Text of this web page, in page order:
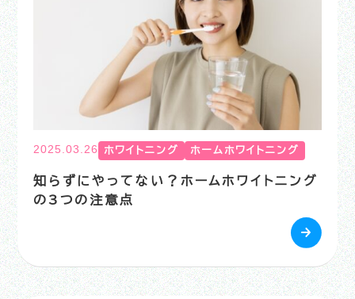
2025.03.26 ホワイトニング ホームホワイトニング
知らずにやってない？ホームホワイトニング
の3つの注意点